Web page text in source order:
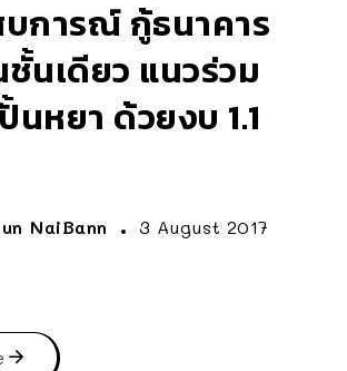
บการณ์ กู้ธนาคาร
นเดียว แนวร่วม
หยา ด้วยงบ 1.1
NaiBann 3 August 2017